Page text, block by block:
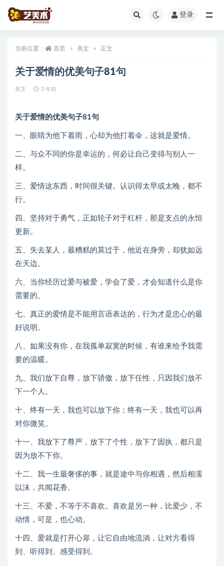
登录
当前位置： 首页 美文 正文
关于爱情的优美句子81句
美文 3 年前
关于爱情的优美句子81句
一、眼睛为他下着雨，心却为他打着伞，这就是爱情。
二、与众不同的你是幸运的，何必让自己变得与别人一
样。
三、爱情这东西，时间很关键。认识得太早或太晚，都不
行。
四、坚持对于勇气，正如轮子对于杠杆，那是支点的永恒
更新。
五、失去某人，最糟糕的莫过于，他近在身旁，却犹如远
在天边。
六、当你经历过爱与被爱，学会了爱，才会知道什么是你
需要的。
七、真正的爱情是不能用言语表达的，行为才是忠心的最
好说明。
八、如果没有你，在我孤单寂寞的时候，有谁来给予我需
要的温暖。
九、我们放下自尊，放下骄傲，放下任性，只因我们放不
下一个人。
十、终有一天，我也可以放下你；终有一天，我也可以再
对你微笑。
十一、我放下了尊严，放下了个性，放下了固执，都只是
因为放不下你。
十二、我一生最奢侈的事，就是途中与你相遇，然后相濡
以沫，共闻花香。
十三、不爱，不等于不喜欢。喜欢是另一种，比爱少，不
动情，可是，也心动。
十四、爱就是打开心扉，让它自由地流淌，让对方看得
到、听得到、感受得到。